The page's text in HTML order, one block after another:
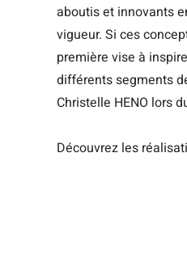
aboutis et innovants
vigueur. Si ces
première vise à
différents segments
Christelle HENO lors
Découvrez les